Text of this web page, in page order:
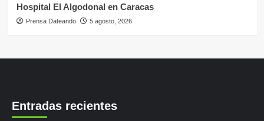
Hospital El Algodonal en Caracas
Prensa Dateando 5 agosto, 2026
Entradas recientes